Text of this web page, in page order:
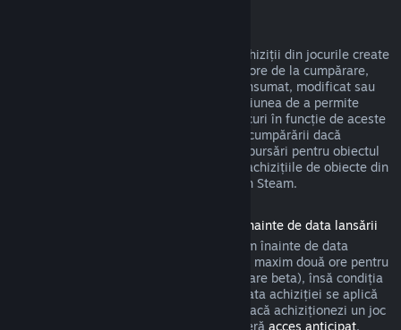
Steam va oferi rambursări pentru orice achiziții din jocurile create
de Valve în termen de patruzeci și opt de ore de la cumpărare,
atât timp cât obiectul din joc nu a fost consumat, modificat sau
transferat. Dezvoltatorii terți vor avea opțiunea de a permite
rambursări pentru propriile obiecte din jocuri în funcție de aceste
cerințe. Steam te va anunța la momentul cumpărării dacă
dezvoltatorul jocului a optat să ofere rambursări pentru obiectul
din joc pe care îl cumperi. În caz contrar, achizițiile de obiecte din
jocuri non-Valve nu sunt rambursabile prin Steam.
Rambursări pentru titlurile achiziționate înainte de data lansării
Atunci când achiziționezi un titlu pe Steam înainte de data
lansării, se aplică limita de timp de joc de maxim două ore pentru
rambursări (cu excepția sesiunilor de testare beta), însă condiția
să nu fi trecut mai mult de 14 zile de la data achiziției se aplică
abia după data de lansare. De exemplu, dacă achiziționezi un joc
sau care oferă acces anticipat,